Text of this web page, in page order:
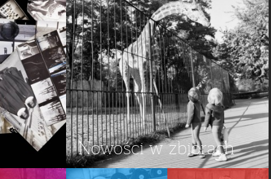
Nowości w zbiorach